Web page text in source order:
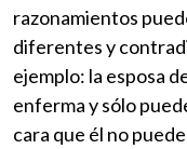
razonamientos
diferentes y
ejemplo: la esposa
enferma y sólo
cara que él no